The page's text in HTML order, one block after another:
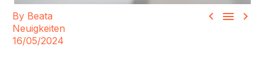
  
By Beata
Neuigkeiten
16/05/2024